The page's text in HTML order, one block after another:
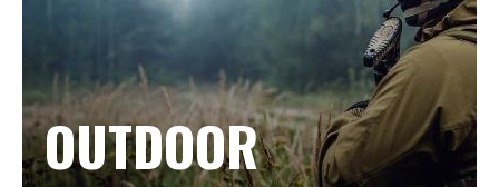
OUTDOOR